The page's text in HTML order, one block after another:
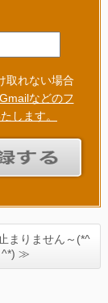
取れない場合
などのフ
します。
まりません～(*^
^*) ≫